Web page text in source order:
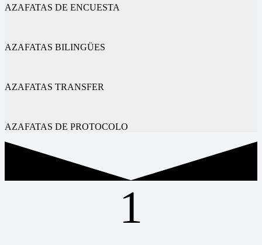
AZAFATAS DE ENCUESTA
AZAFATAS BILINGÜES
AZAFATAS TRANSFER
AZAFATAS DE PROTOCOLO
1